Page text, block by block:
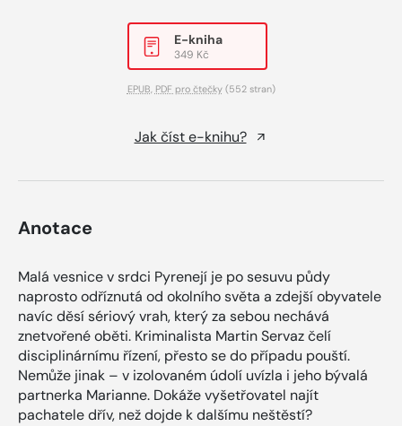
E-kniha
349 Kč
EPUB, PDF pro čtečky(552 stran)
Jak číst e-knihu?
Anotace
Malá vesnice v srdci Pyrenejí je po sesuvu půdy
naprosto odříznutá od okolního světa a zdejší obyvatele
navíc děsí sériový vrah, který za sebou nechává
znetvořené oběti. Kriminalista Martin Servaz čelí
disciplinárnímu řízení, přesto se do případu pouští.
Nemůže jinak – v izolovaném údolí uvízla i jeho bývalá
partnerka Marianne. Dokáže vyšetřovatel najít
pachatele dřív, než dojde k dalšímu neštěstí?